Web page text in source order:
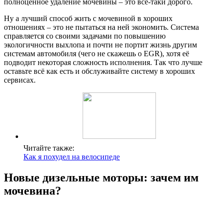
Ну а лучший способ жить с мочевиной в хороших
отношениях – это не пытаться на ней экономить. Система
справляется со своими задачами по повышению
экологичности выхлопа и почти не портит жизнь другим
системам автомобиля (чего не скажешь о EGR), хотя её
подводит некоторая сложность исполнения. Так что лучше
оставьте всё как есть и обслуживайте систему в хороших
сервисах.
Читайте также:
Как я похудел на велосипеде
Новые дизельные моторы: зачем им
мочевина?